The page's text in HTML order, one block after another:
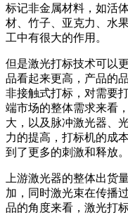
标记非金属材料，如活
材、竹子、亚克力、水
工中有很大的作用。
但是激光打标技术可以
品看起来更高，产品的
非接触式打标，对需要
端市场的整体需求来看
大，以及脉冲激光器、
力的提高，打标机的成
到了更多的刺激和释放。
上游激光器的整体出货
加，同时激光束在传播
品的角度来看，激光打